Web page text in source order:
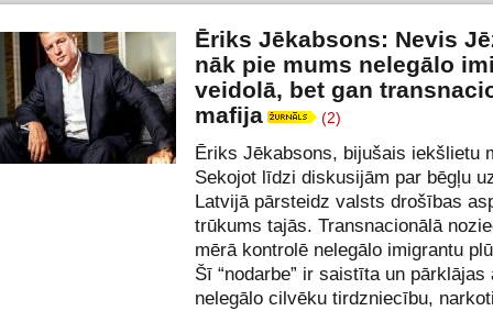
Ēriks Jēkabsons: Nevis
nāk pie mums nelegālo
veidolā, bet gan
mafija
(2)
Ēriks Jēkabsons, bijušais iekšlietu
Sekojot līdzi diskusijām par bēgļu
Latvijā pārsteidz valsts drošības
trūkums tajās. Transnacionālā
mērā kontrolē nelegālo imigrantu
Šī “nodarbe” ir saistīta un pārklājas
nelegālo cilvēku tirdzniecību,